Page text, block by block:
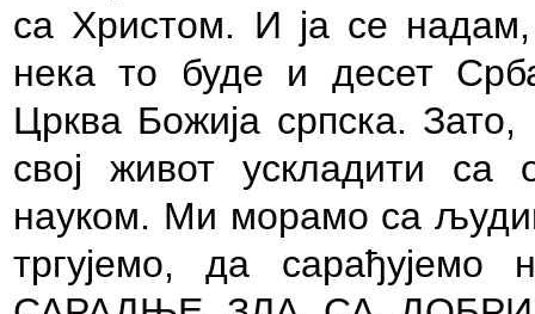
са Христом. И ја се
нека то буде и десет
Црква Божија српска.
свој живот ускладити
науком. Ми морамо са
тргујемо, да